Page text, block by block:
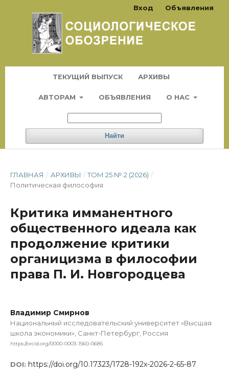
ТЕКУЩИЙ ВЫПУСК АРХИВЫ
АВТОРАМ ОБЪЯВЛЕНИЯ О НАС
Найти
Вход Объявления
ГЛАВНАЯ / АРХИВЫ / ТОМ 25 № 2 (2026) /
Политическая философия
Критика имманентного
общественного идеала как
продолжение критики
органицизма в философии
права П. И. Новгородцева
Владимир Смирнов
Национальный исследовательский университет «Высшая
школа экономики», Санкт-Петербург, Россия
https://orcid.org/0000-0003-1560-0685
DOI: https://doi.org/10.17323/1728-192x-2026-2-65-87